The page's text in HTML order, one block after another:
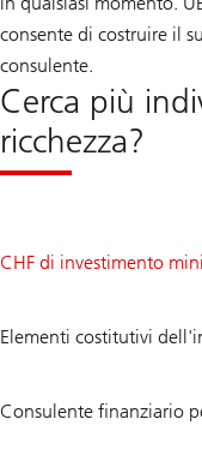
consente di costruire il
consulente.
Cerca più
ricchezza?
kCHF di investimento
80
+Elementi costitutivi
Consulente finanziario